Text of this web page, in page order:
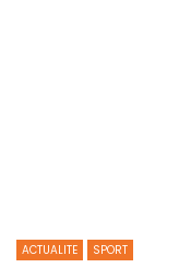
ACTUALITE SPORT